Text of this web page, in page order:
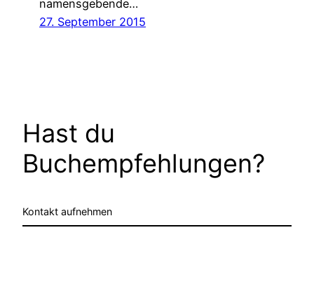
namensgebende…
27. September 2015
Hast du
Buchempfehlungen?
Kontakt aufnehmen